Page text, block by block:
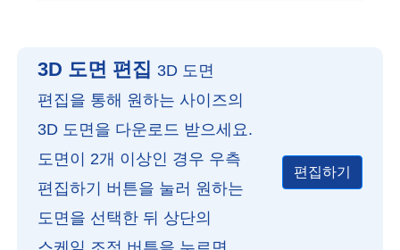
3D 도면 편집 3D 도면
편집을 통해 원하는 사이즈의
3D 도면을 다운로드 받으세요.
도면이 2개 이상인 경우 우측
편집하기 버튼을 눌러 원하는
도면을 선택한 뒤 상단의
편집하기